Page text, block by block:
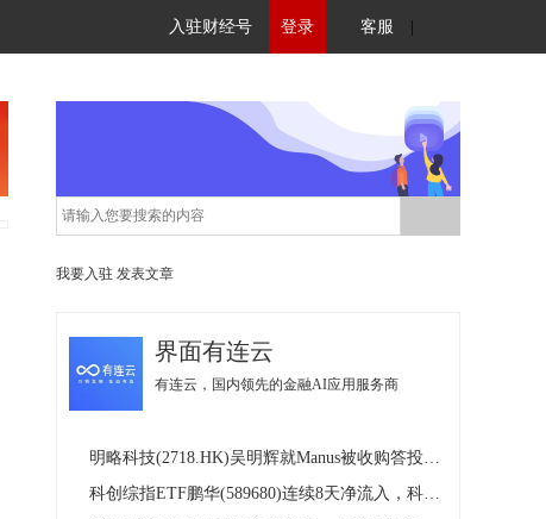
入驻财经号 登录 客服
我要入驻 发表文章
界面有连云
有连云，国内领先的金融AI应用服务商
明略科技(2718.HK)吴明辉就Manus被收购答投资者问：AI公司的护城河究竟在哪里？
科创综指ETF鹏华(589680)连续8天净流入，科创板总市值超10万亿元